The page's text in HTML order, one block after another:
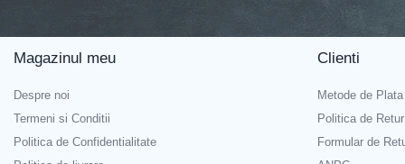
Litere
Seturi Baloane Folie
Baloane Latex
Baloane si Accesorii Halloween
Magazinul meu
Despre noi
Termeni si Conditii
Politica de Confidentialitate
Clienti
Metode de Plata
Politica de Retur
Formular de